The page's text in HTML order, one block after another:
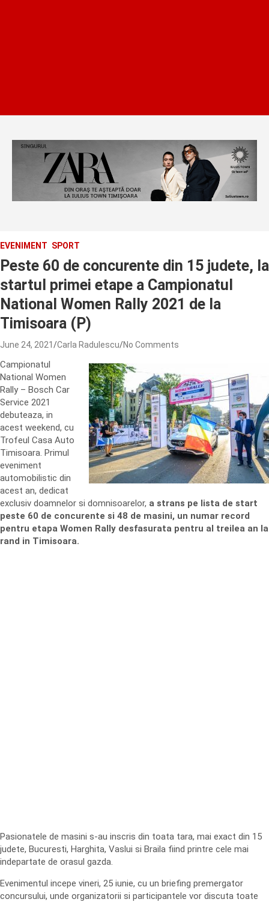
EVENIMENT SPORT
Peste 60 de concurente din 15 judete, la
startul primei etape a Campionatul
National Women Rally 2021 de la
Timisoara (P)
June 24, 2021 Carla Radulescu No Comments
Campionatul
National Women
Rally – Bosch Car
Service 2021
debuteaza, in
acest weekend, cu
Trofeul Casa Auto
Timisoara. Primul
eveniment
automobilistic din
acest an, dedicat
exclusiv doamnelor si domnisoarelor, a strans pe lista de start
peste 60 de concurente si 48 de masini, un numar record
pentru etapa Women Rally desfasurata pentru al treilea an la
rand in Timisoara.
Pasionatele de masini s-au inscris din toata tara, mai exact din 15
judete, Bucuresti, Harghita, Vaslui si Braila fiind printre cele mai
indepartate de orasul gazda.
Evenimentul incepe vineri, 25 iunie, cu un briefing premergator
concursului, unde organizatorii si participantele vor discuta toate